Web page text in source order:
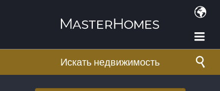
Искать недвижимость